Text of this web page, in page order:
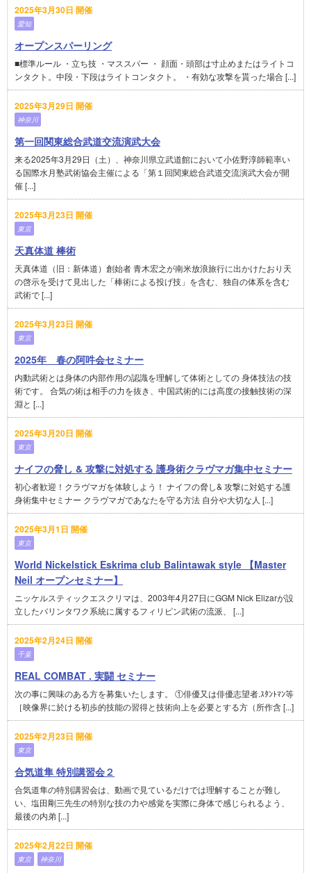
2025年3月30日 開催
愛知
オープンスパーリング
■標準ルール ・立ち技 ・マススパー ・ 顔面・頭部は寸止めまたはライトコ
ンタクト。中段・下段はライトコンタクト。 ・有効な攻撃を貰った場合 [...]
2025年3月29日 開催
神奈川
第一回関東総合武道交流演武大会
来る2025年3月29日（土）、神奈川県立武道館において小佐野淳師範率い
る国際水月塾武術協会主催による「第１回関東総合武道交流演武大会が開
催 [...]
2025年3月23日 開催
東京
天真体道 棒術
天真体道（旧：新体道）創始者 青木宏之が南米放浪旅行に出かけたおり天
の啓示を受けて見出した「棒術による投げ技」を含む、独自の体系を含む
武術で [...]
2025年3月23日 開催
東京
2025年 春の阿吽会セミナー
内動武術とは身体の内部作用の認識を理解して体術としての 身体技法の技
術です。 合気の術は相手の力を抜き、中国武術的には高度の接触技術の深
淵と [...]
2025年3月20日 開催
東京
ナイフの脅し & 攻撃に対処する 護身術クラヴマガ集中セミナー
初心者歓迎！クラヴマガを体験しよう！ ナイフの脅し& 攻撃に対処する護
身術集中セミナー クラヴマガであなたを守る方法 自分や大切な人 [...]
2025年3月1日 開催
東京
World Nickelstick Eskrima club Balintawak style 【Master
Neil オープンセミナー】
ニッケルスティックエスクリマは、2003年4月27日にGGM Nick Elizarが設
立したバリンタワク系統に属するフィリピン武術の流派、 [...]
2025年2月24日 開催
千葉
REAL COMBAT . 実闘 セミナー
次の事に興味のある方を募集いたします。 ①俳優又は俳優志望者.ｽﾀﾝﾄﾏﾝ等
［映像界に於ける初歩的技能の習得と技術向上を必要とする方（所作含 [...]
2025年2月23日 開催
東京
合気道隼 特別講習会２
合気道隼の特別講習会は、動画で見ているだけでは理解することが難し
い、塩田剛三先生の特別な技の力や感覚を実際に身体で感じられるよう、
最後の内弟 [...]
2025年2月22日 開催
東京 神奈川